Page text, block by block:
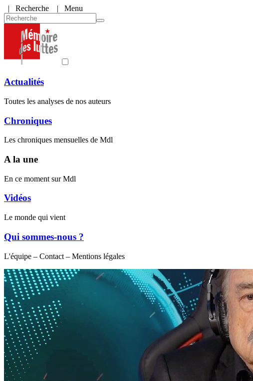
| Recherche | Menu
Actualités
Toutes les analyses de nos auteurs
Chroniques
Les chroniques mensuelles de Mdl
A la une
En ce moment sur Mdl
Vidéos
Le monde qui vient
Qui sommes-nous ?
L'équipe – Contact – Mentions légales